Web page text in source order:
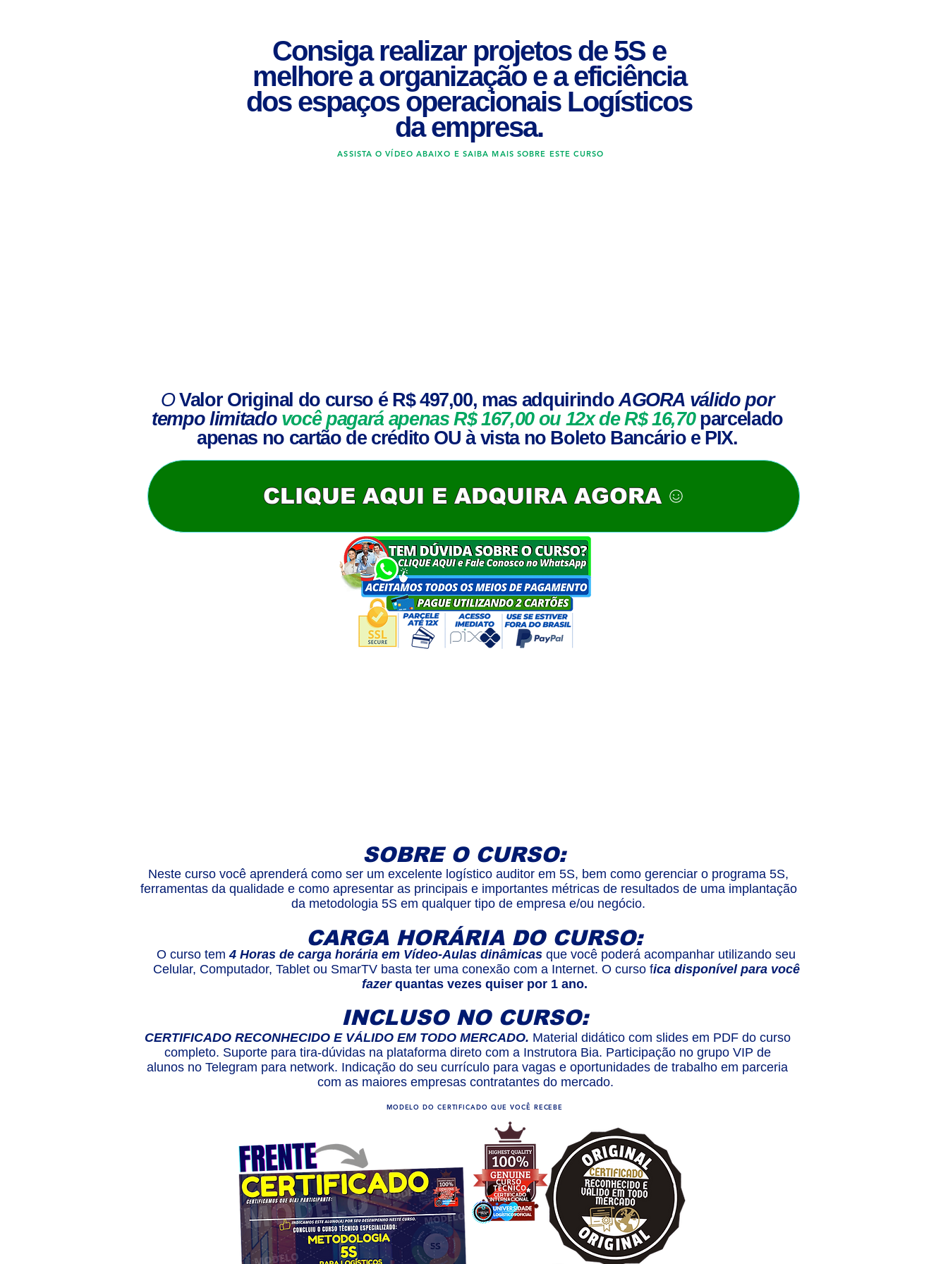
Consiga realizar projetos de 5S e
melhore a organização e a eficiência
dos espaços operacionais Logísticos
da empresa.
ASSISTA O VÍDEO ABAIXO E SAIBA MAIS SOBRE ESTE CURSO
OValor Original do curso é R$ 497,00, mas adquirindoAGORA válido por
tempo limitado você pagará apenas R$167,00ou 12x de R$ 16,70 parcelado
apenas no cartão de crédito OU à vista no Boleto Bancário e PIX.
CLIQUE AQUI E ADQUIRA AGORA
SOBRE O CURSO:
Neste curso você aprenderá como ser um excelente logístico auditor em 5S, bem como gerenciar o programa 5S,
ferramentas da qualidade e como apresentar as principais e importantes métricas de resultados de uma implantação
da metodologia 5S em qualquer tipo de empresa e/ou negócio.
CARGA HORÁRIA DO CURSO:
O curso tem4 Horas de carga horária em Vídeo-Aulas dinâmicas que você poderá acompanhar utilizando seu
Celular, Computador, Tablet ou SmarTV basta ter uma conexão com a Internet. O curso fica disponível para você
fazer quantas vezes quiser por 1 ano.
INCLUSO NO CURSO:
CERTIFICADO RECONHECIDO E VÁLIDO EM TODO MERCADO. Material didático com slides em PDF do curso
completo. Suporte para tira-dúvidas na plataforma direto com a Instrutora Bia. Participação no grupo VIP de
alunos no Telegram para network. Indicação do seu currículo para vagas e oportunidades de trabalho em parceria
com as maiores empresas contratantes do mercado.
MODELO DO CERTIFICADO QUE VOCÊ RECEBE